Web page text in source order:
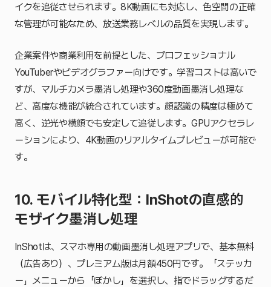
イクを追従させられます。8K動画にも対応し、色空間の正確
な管理が可能なため、放送業務レベルの品質を実現します。
企業案件や商業利用を前提とした、プロフェッショナル
YouTuberやビデオグラファー向けです。学習コストは高いで
すが、マルチカメラ墨消し処理や360度動画墨消し処理な
ど、高度な機能が統合されています。顔認識の精度は極めて
高く、逆光や横顔でも安定して追従します。GPUアクセラレ
ーションにより、4K動画のリアルタイムプレビューが可能で
す。
10. モバイル特化型：InShotの直感的
モザイク墨消し処理
InShotは、スマホ専用の動画墨消し処理アプリで、基本無料
（広告あり）、プレミアム版は月額450円です。「ステッカ
ー」メニューから「ぼかし」を選択し、指でドラッグするだ